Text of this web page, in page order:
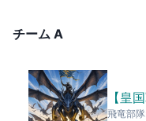
チーム A
【皇
飛竜部